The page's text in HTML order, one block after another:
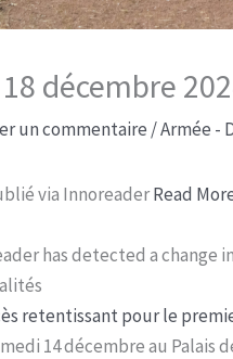
décembre
un commentaire /Armée -
via InnoreaderRead
has detected a change
retentissant pour le
14 décembre au Palais